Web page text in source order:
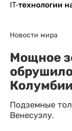
IT-технологии
Новости мира
Мощное
Колумбии
Подземные
Венесуэлу.